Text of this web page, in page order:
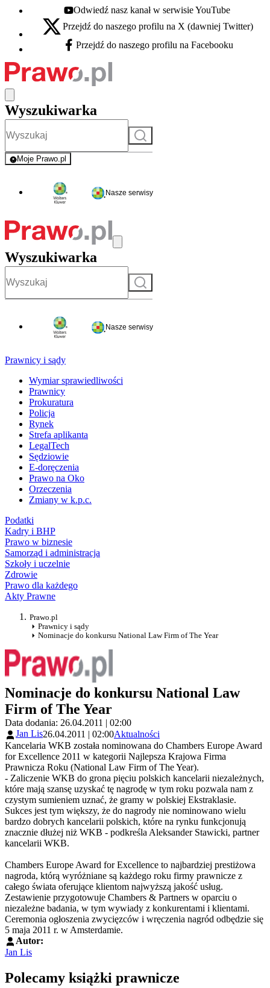
Youtube - otwiera się w nowej karcie
Odwiedź nasz kanał w serwisie YouTube
X - otwiera się w nowej karcie
Przejdź do naszego profilu na X (dawniej Twitter)
Facebook - otwiera się w nowej karcie
Przejdź do naszego profilu na Facebooku
Wyszukiwarka
Szukaj
Moje Prawo.pl
- rejestracja i logowanie do serwisu
Nasze serwisy
Wyszukiwarka
Szukaj
Nasze serwisy
Prawnicy i sądy
Wymiar sprawiedliwości
Prawnicy
Prokuratura
Policja
Rynek
Strefa aplikanta
LegalTech
Sędziowie
E-doręczenia
Prawo na Oko
Orzeczenia
Zmiany w k.p.c.
Podatki
Kadry i BHP
Prawo w biznesie
Samorząd i administracja
Szkoły i uczelnie
Zdrowie
Prawo dla każdego
Akty Prawne
Prawo.pl
Prawnicy i sądy
Nominacje do konkursu National Law Firm of The Year
Nominacje do konkursu National Law
Firm of The Year
Data dodania: 26.04.2011 | 02:00
Jan Lis26.04.2011 | 02:00Aktualności
Kancelaria WKB została nominowana do Chambers Europe Award
for Excellence 2011 w kategorii Najlepsza Krajowa Firma
Prawnicza Roku (National Law Firm of The Year).
- Zaliczenie WKB do grona pięciu polskich kancelarii niezależnych,
które mają szansę uzyskać tę nagrodę w tym roku pozwala nam z
czystym sumieniem uznać, że gramy w polskiej Ekstraklasie.
Sukces jest tym większy, że do nagrody nie nominowano wielu
bardzo dobrych kancelarii polskich, które na rynku funkcjonują
znacznie dłużej niż WKB - podkreśla Aleksander Stawicki, partner
kancelarii WKB.
Chambers Europe Award for Excellence to najbardziej prestiżowa
nagroda, którą wyróżniane są każdego roku firmy prawnicze z
całego świata oferujące klientom najwyższą jakość usług.
Zestawienie przygotowuje Chambers & Partners w oparciu o
niezależne badania, w tym wywiady z konkurentami i klientami.
Ceremonia ogłoszenia zwycięzców i wręczenia nagród odbędzie się
5 maja 2011 r. w Amsterdamie.
Autor:
Jan Lis
Polecamy książki prawnicze